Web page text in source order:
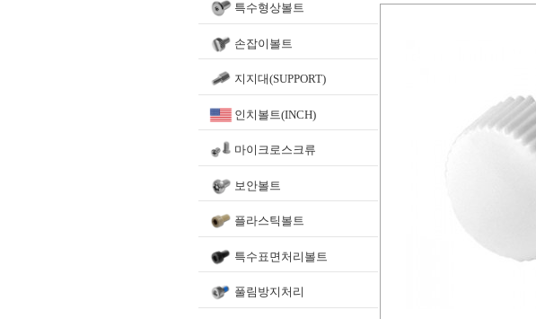
특수형상볼트
손잡이볼트
지지대(SUPPORT)
인치볼트(INCH)
마이크로스크류
보안볼트
플라스틱볼트
특수표면처리볼트
풀림방지처리